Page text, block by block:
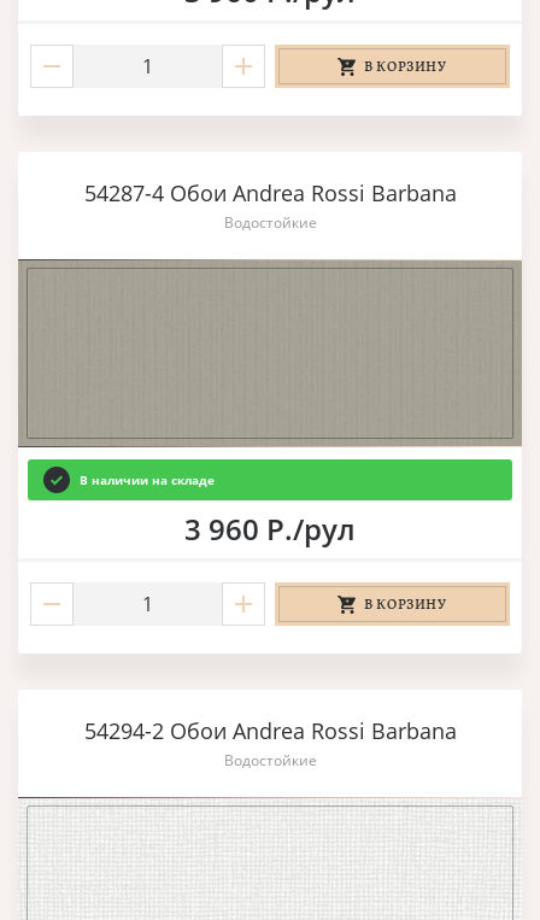
В КОРЗИНУ
54287-4 Обои Andrea Rossi Barbana
Водостойкие
В наличии на складе
3 960 Р./рул
В КОРЗИНУ
54294-2 Обои Andrea Rossi Barbana
Водостойкие